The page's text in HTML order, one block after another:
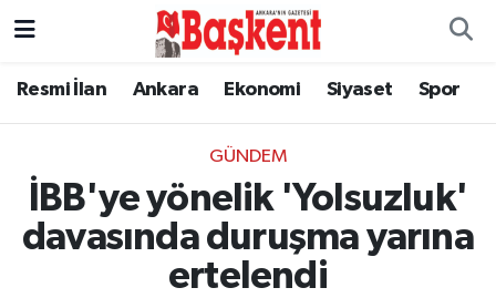
Resmi İlan Ankara Ekonomi Siyaset Spor
GÜNDEM
İBB'ye yönelik 'Yolsuzluk'
davasında duruşma yarına
ertelendi